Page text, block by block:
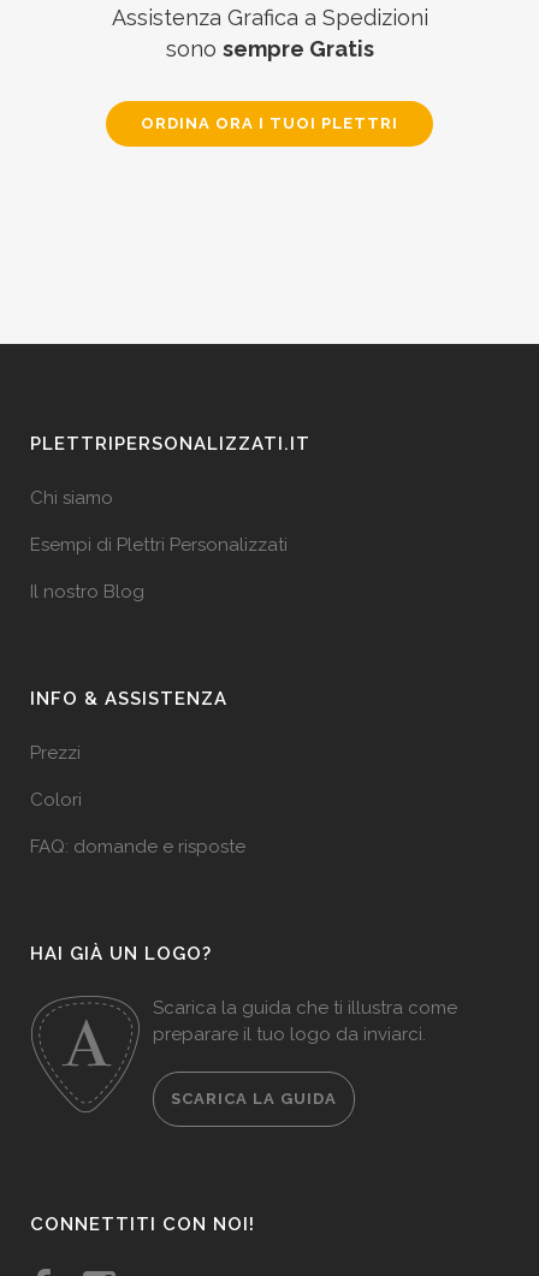
Assistenza Grafica a Spedizioni
sono sempre Gratis
ORDINA ORA I TUOI PLETTRI
PLETTRIPERSONALIZZATI.IT
Chi siamo
Esempi di Plettri Personalizzati
Il nostro Blog
INFO & ASSISTENZA
Prezzi
Colori
FAQ: domande e risposte
HAI GIÀ UN LOGO?
Scarica la guida che ti illustra come
preparare il tuo logo da inviarci.
SCARICA LA GUIDA
CONNETTITI CON NOI!